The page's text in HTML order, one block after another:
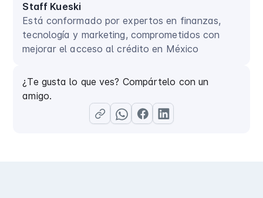
Staff Kueski
Está conformado por expertos en finanzas,
tecnología y marketing, comprometidos con
mejorar el acceso al crédito en México
¿Te gusta lo que ves? Compártelo con un
amigo.